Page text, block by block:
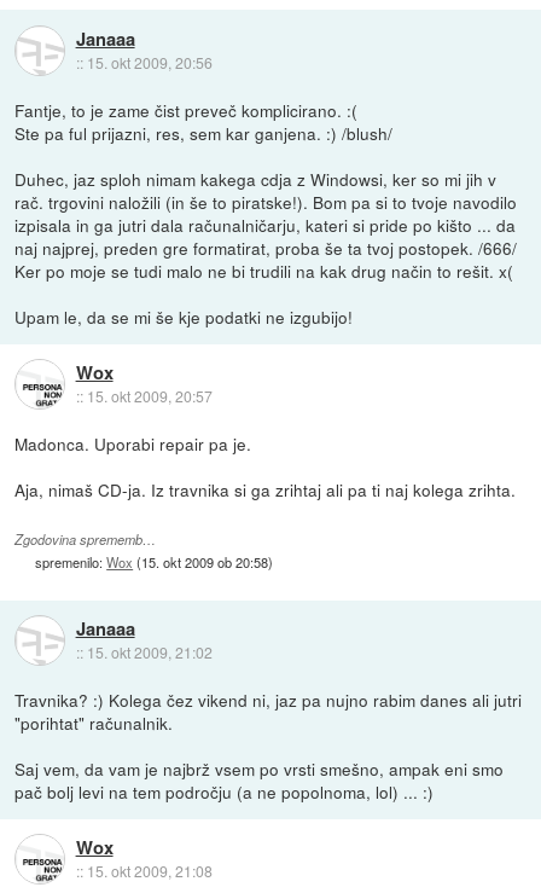
Janaaa
:: 15. okt 2009, 20:56
Fantje, to je zame čist preveč komplicirano. :(
Ste pa ful prijazni, res, sem kar ganjena. :) /blush/
Duhec, jaz sploh nimam kakega cdja z Windowsi, ker so mi jih v
rač. trgovini naložili (in še to piratske!). Bom pa si to tvoje navodilo
izpisala in ga jutri dala računalničarju, kateri si pride po kišto ... da
naj najprej, preden gre formatirat, proba še ta tvoj postopek. /666/
Ker po moje se tudi malo ne bi trudili na kak drug način to rešit. x(
Upam le, da se mi še kje podatki ne izgubijo!
Wox
:: 15. okt 2009, 20:57
Madonca. Uporabi repair pa je.
Aja, nimaš CD-ja. Iz travnika si ga zrihtaj ali pa ti naj kolega zrihta.
Zgodovina sprememb…
spremenilo:Wox (15. okt 2009 ob 20:58)
Janaaa
:: 15. okt 2009, 21:02
Travnika? :) Kolega čez vikend ni, jaz pa nujno rabim danes ali jutri
"porihtat" računalnik.
Saj vem, da vam je najbrž vsem po vrsti smešno, ampak eni smo
pač bolj levi na tem področju (a ne popolnoma, lol) ... :)
Wox
:: 15. okt 2009, 21:08